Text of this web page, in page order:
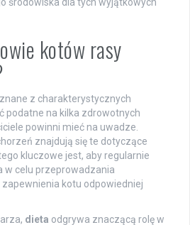
kotów rasy
z charakterystycznych
podatne na kilka zdrowotnych
powinni mieć na uwadze.
znajdują się te dotyczące
kluczowe jest, aby regularnie
w celu przeprowadzania
kotu odpowiedniej
dieta odgrywa znaczącą rolę w